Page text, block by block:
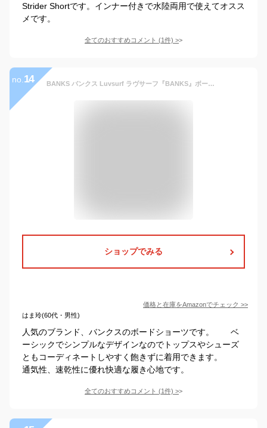
Strider Shortです。インナー付きで水陸両用で使えてオスス
メです。
全てのおすすめコメント (1件) >
no. 14 BANKS バンクス Luvsurf ラヴサーフ『BANKS』ボードショーツ [PRIMARY ELASTIC] INSIGNIA BLUE/Lサイズ
ショップでみる
価格と在庫をAmazonでチェック >>
はま玲(60代・男性)
人気のブランド、バンクスのボードショーツです。 ベ
ーシックでシンプルなデザインなのでトップスやシューズ
ともコーディネートしやすく飽きずに着用できます。
通気性、速乾性に優れ快適な履き心地です。
全てのおすすめコメント (1件) >